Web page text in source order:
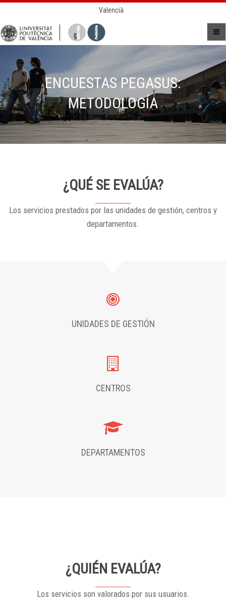
Valencià
ENCUESTAS PEGASUS:
METODOLOGÍA
¿QUÉ SE EVALÚA?
Los servicios prestados por las unidades de gestión, centros y
departamentos.
UNIDADES DE GESTIÓN
CENTROS
DEPARTAMENTOS
¿QUIÉN EVALÚA?
Los servicios son valorados por sus usuarios.